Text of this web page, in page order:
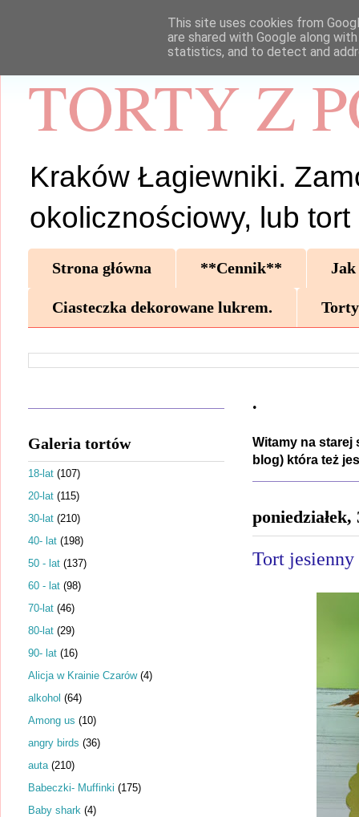
TORTY Z
Kraków Łagiewniki.
okolicznościowy, lub tort
Strona główna **Cennik** Jak
Ciasteczka dekorowane lukrem.
.
Witamy na starej
blog) która też
Tort jesienny
Galeria tortów
18-lat (107)
20-lat (115)
30-lat (210)
40- lat (198)
50 - lat (137)
60 - lat (98)
70-lat (46)
80-lat (29)
90- lat (16)
Alicja w Krainie Czarów (4)
alkohol (64)
Among us (10)
angry birds (36)
auta (210)
Babeczki- Muffinki (175)
Baby shark (4)
This site uses cookies from
are shared with Google along
statistics, and to detect and